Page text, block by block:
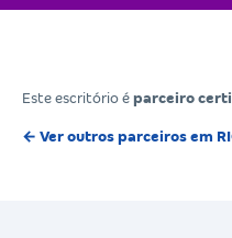
Este escritório é parceiro
← Ver outros parceiros em